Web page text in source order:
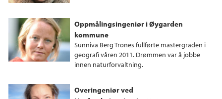
Oppmålingsingeniør i Øygarden
kommune
Sunniva Berg Trones fullførte mastergraden i
geografi våren 2011. Drømmen var å jobbe
innen naturforvaltning.
Overingeniør ved